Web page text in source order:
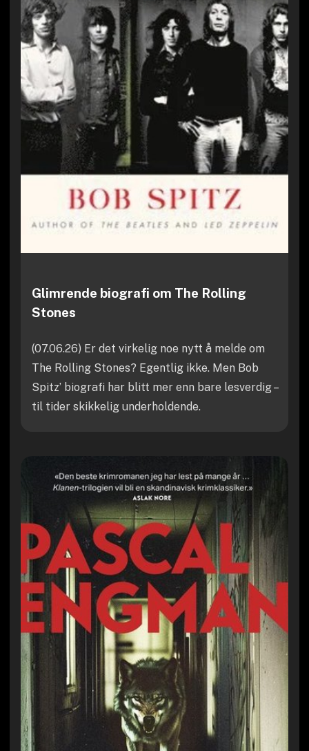
Glimrende biografi om The Rolling
Stones
(07.06.26) Er det virkelig noe nytt å melde om
The Rolling Stones? Egentlig ikke. Men Bob
Spitz’ biografi har blitt mer enn bare lesverdig –
til tider skikkelig underholdende.